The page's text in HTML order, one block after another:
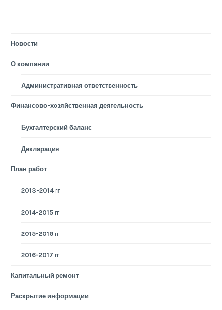
Новости
О компании
Административная ответственность
Финансово-хозяйственная деятельность
Бухгалтерский баланс
Декларация
План работ
2013-2014 гг
2014-2015 гг
2015-2016 гг
2016-2017 гг
Капитальный ремонт
Раскрытие информации